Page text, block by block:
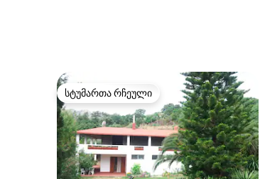
სტუმართა რჩეული
სტუმართა რჩეული